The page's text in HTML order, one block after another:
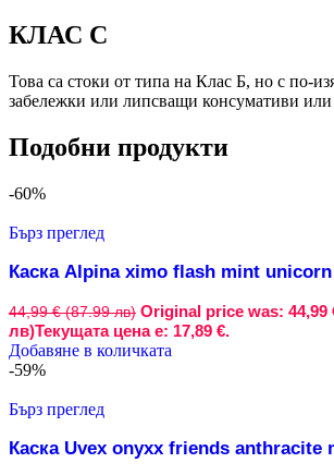
КЛАС C
Това са стоки от типа на Клас Б, но с по-
забележки или липсващи консумативи или
Подобни продукти
-60%
Бърз преглед
Каска Alpina ximo flash mint unicorn
44,99 € (87.99 лв) Original price was: 44,99
лв)Текущата цена е: 17,89 €.
Добавяне в количката
-59%
Бърз преглед
Каска Uvex onyxx friends anthracite